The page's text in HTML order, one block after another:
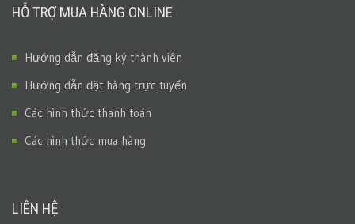
HỖ TRỢ MUA HÀNG ONLINE
Hướng dẫn đăng ký thành viên
Hướng dẫn đặt hàng trực tuyến
Các hình thức thanh toán
Các hình thức mua hàng
LIÊN HỆ